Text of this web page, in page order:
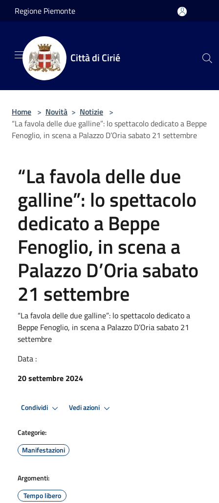
Salta al contenuto principale
Regione Piemonte
Città di Cirié
Home > Novità > Notizie >
“La favola delle due galline”: lo spettacolo dedicato a Beppe
Fenoglio, in scena a Palazzo D’Oria sabato 21 settembre
“La favola delle due
galline”: lo spettacolo
dedicato a Beppe
Fenoglio, in scena a
Palazzo D’Oria sabato
21 settembre
“La favola delle due galline”: lo spettacolo dedicato a
Beppe Fenoglio, in scena a Palazzo D’Oria sabato 21
settembre
Data :
20 settembre 2024
Condividi Vedi azioni
Categorie:
Manifestazioni
Argomenti:
Tempo libero